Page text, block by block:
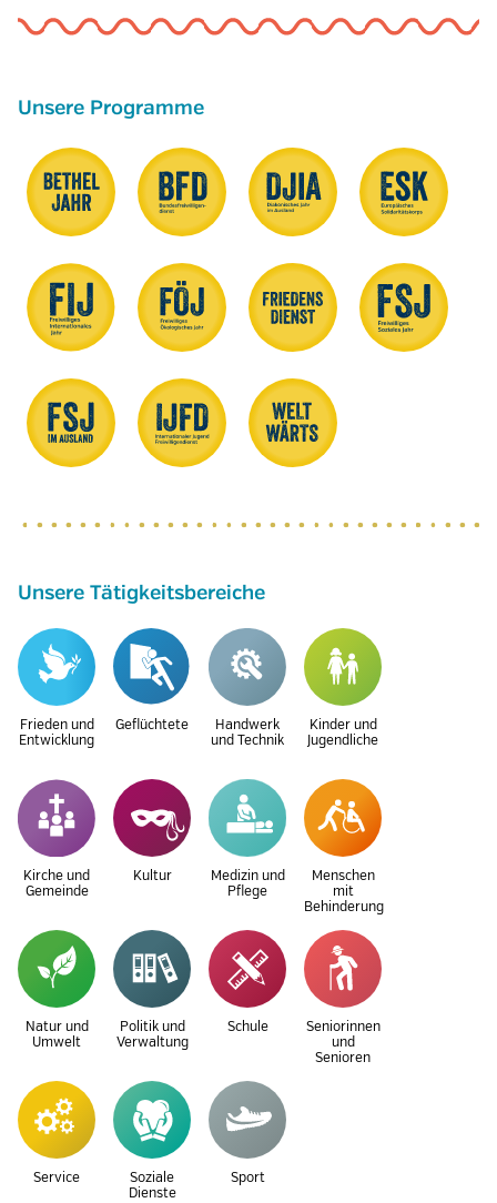
Unsere Programme
Unsere Tätigkeitsbereiche
Frieden und
Entwicklung
Geflüchtete
Handwerk
und Technik
Kinder und
Jugendliche
Kirche und
Gemeinde
Kultur
Medizin und
Pflege
Menschen
mit
Behinderung
Natur und
Umwelt
Politik und
Verwaltung
Schule
Seniorinnen
und
Senioren
Service
Soziale
Dienste
Sport